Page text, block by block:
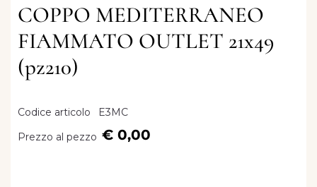
COPPO MEDITERRANEO
FIAMMATO OUTLET 21x49
(pz210)
Codice articolo
E3MC
Prezzo al pezzo € 0,00